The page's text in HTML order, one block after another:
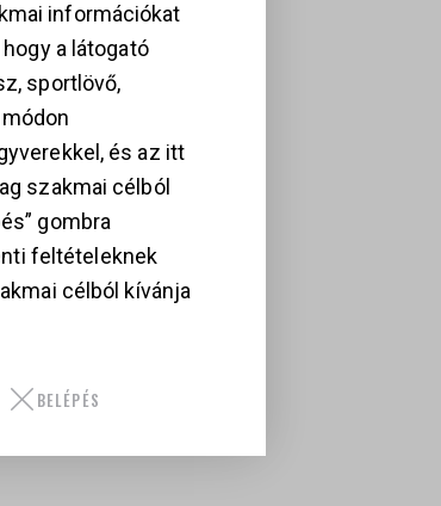
CZ 75B TWO-
299 000Ft
információkat
a látogató
sportlövő,
és az itt
szakmai célból
gombra
feltételeknek
célból kívánja
BELÉPÉS